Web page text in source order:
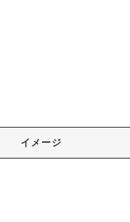
イメージ